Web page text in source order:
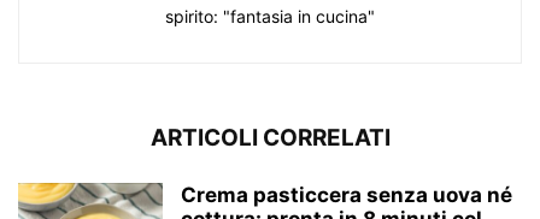
spirito: "fantasia in cucina"
ARTICOLI CORRELATI
Crema pasticcera senza uova né